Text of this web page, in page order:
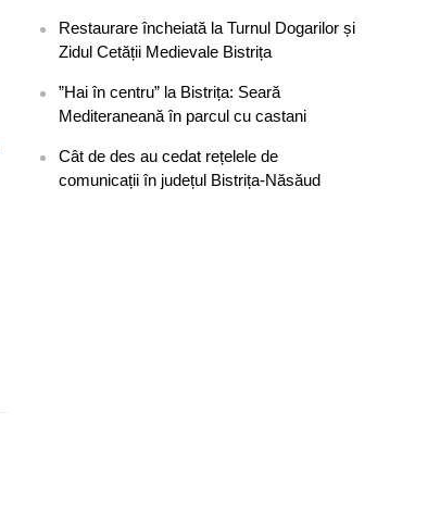
Restaurare încheiată la Turnul Dogarilor și
Zidul Cetății Medievale Bistrița
”Hai în centru” la Bistrița: Seară
Mediteraneană în parcul cu castani
Cât de des au cedat rețelele de
comunicații în județul Bistrița-Năsăud